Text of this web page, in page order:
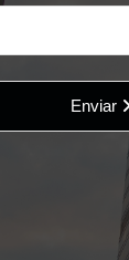
Enviar